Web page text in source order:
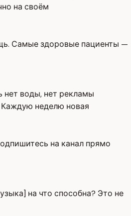
на своём
Самые здоровые пациенты —
нет воды, нет рекламы
Каждую неделю новая
на канал прямо
на что способна? Это не